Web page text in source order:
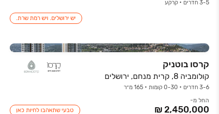
3-5 חדרים • קרקע
יש ירושלים. ויש רמת שרת.
קרסו בוטניק
קולומביה 8, קרית מנחם, ירושלים
3-6 חדרים • 0-30 קומות • 165 מ״ר
החל מ-
טבעי שתאהבו לחיות כאן